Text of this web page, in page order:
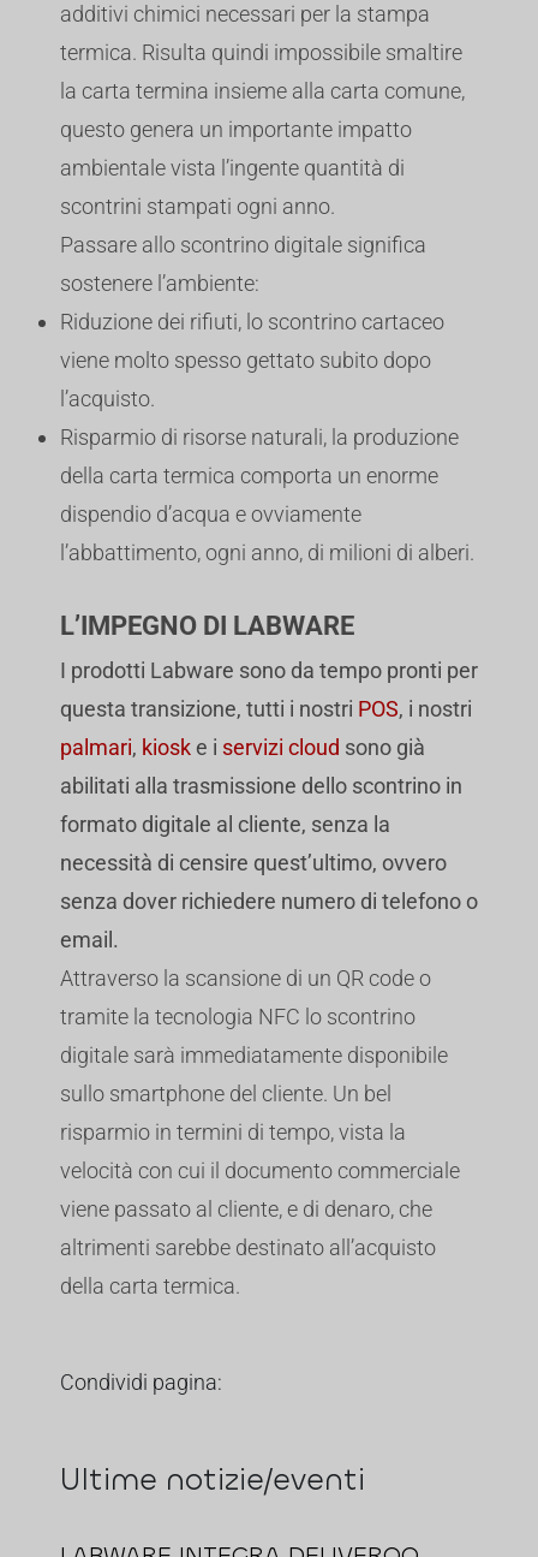
additivi chimici necessari per la stampa
termica. Risulta quindi impossibile smaltire
la carta termina insieme alla carta comune,
questo genera un importante impatto
ambientale vista l’ingente quantità di
scontrini stampati ogni anno.
Passare allo scontrino digitale significa
sostenere l’ambiente:
Riduzione dei rifiuti, lo scontrino cartaceo
viene molto spesso gettato subito dopo
l’acquisto.
Risparmio di risorse naturali, la produzione
della carta termica comporta un enorme
dispendio d’acqua e ovviamente
l’abbattimento, ogni anno, di milioni di alberi.
L’IMPEGNO DI LABWARE
I prodotti Labware sono da tempo pronti per
questa transizione, tutti i nostri POS, i nostri
palmari, kiosk e i servizi cloud sono già
abilitati alla trasmissione dello scontrino in
formato digitale al cliente, senza la
necessità di censire quest’ultimo, ovvero
senza dover richiedere numero di telefono o
email.
Attraverso la scansione di un QR code o
tramite la tecnologia NFC lo scontrino
digitale sarà immediatamente disponibile
sullo smartphone del cliente. Un bel
risparmio in termini di tempo, vista la
velocità con cui il documento commerciale
viene passato al cliente, e di denaro, che
altrimenti sarebbe destinato all’acquisto
della carta termica.
Condividi pagina:
Ultime notizie/eventi